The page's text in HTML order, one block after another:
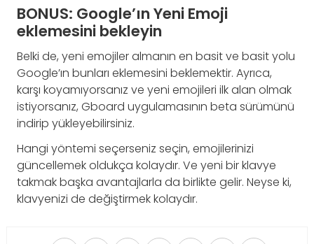
BONUS: Google’ın Yeni Emoji
eklemesini bekleyin
Belki de, yeni emojiler almanın en basit ve basit yolu
Google’ın bunları eklemesini beklemektir. Ayrıca,
karşı koyamıyorsanız ve yeni emojileri ilk alan olmak
istiyorsanız, Gboard uygulamasının beta sürümünü
indirip yükleyebilirsiniz.
Hangi yöntemi seçerseniz seçin, emojilerinizi
güncellemek oldukça kolaydır. Ve yeni bir klavye
takmak başka avantajlarla da birlikte gelir. Neyse ki,
klavyenizi de değiştirmek kolaydır.